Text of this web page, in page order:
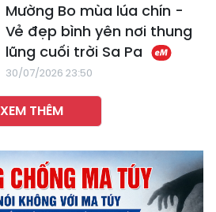
Mường Bo mùa lúa chín -
Vẻ đẹp bình yên nơi thung
lũng cuối trời Sa Pa
30/07/2026 23:50
XEM THÊM